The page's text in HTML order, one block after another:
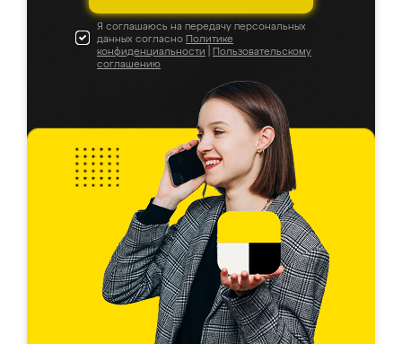
Я соглашаюсь на передачу персональных
данных согласно Политике
конфиденциальности
Пользовательскому
соглашению